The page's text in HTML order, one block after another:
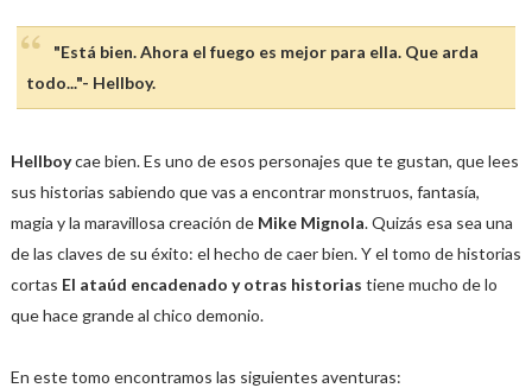
"Está bien. Ahora el fuego es mejor para ella. Que arda
todo..."- Hellboy.
Hellboycae bien. Es uno de esos personajes que te gustan, que lees
sus historias sabiendo que vas a encontrar monstruos, fantasía,
magia y la maravillosa creación de Mike Mignola. Quizás esa sea una
de las claves de su éxito: el hecho de caer bien. Y el tomo de historias
cortas El ataúd encadenado y otras historias tiene mucho de lo
que hace grande al chico demonio.
En este tomo encontramos las siguientes aventuras: